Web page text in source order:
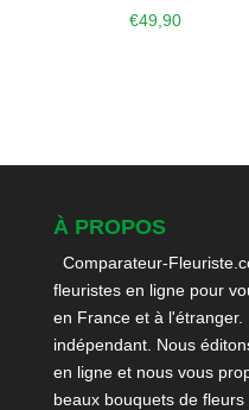
€49,90
À PROPOS
Comparateur-
fleuristes en ligne pour
en France et à
indépendant. Nous
en ligne et nous vous
beaux bouquets de